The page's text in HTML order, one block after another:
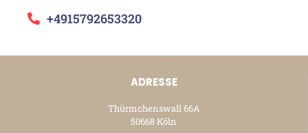
+4915792653320
ADRESSE
Thürmchenswall 66A
50668 Köln